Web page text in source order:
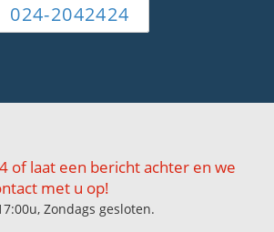
024-2042424
of laat een bericht achter en we
met u op!
Zondags gesloten.